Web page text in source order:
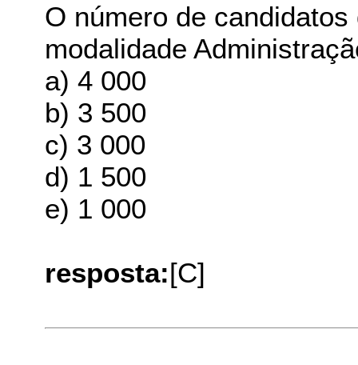
O número de
modalidade
a) 4 000
b) 3 500
c) 3 000
d) 1 500
e) 1 000
resposta:[C]